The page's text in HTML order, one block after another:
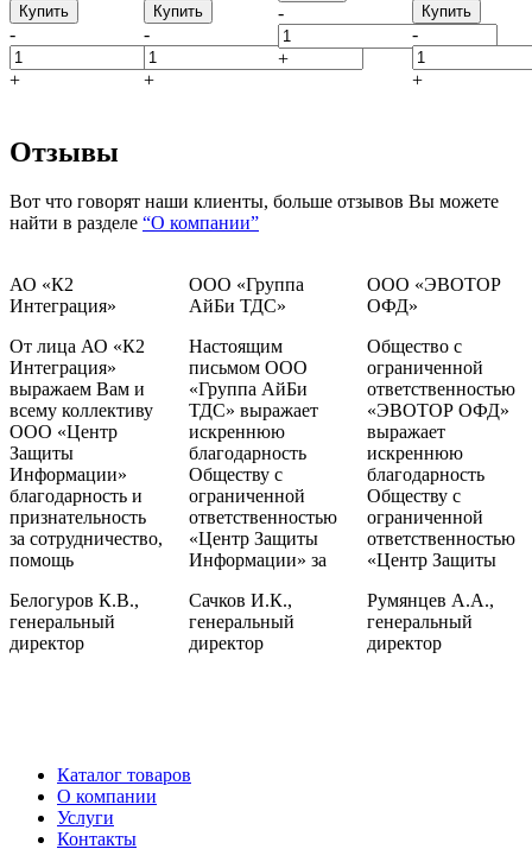
Купить
-
+
Купить
-
+
-
+
Купить
-
+
Отзывы
Вот что говорят наши клиенты, больше отзывов Вы можете
найти в разделе “О компании”
АО «К2
Интеграция»
От лица АО «К2
Интеграция»
выражаем Вам и
всему коллективу
ООО «Центр
Защиты
Информации»
благодарность и
признательность
за сотрудничество,
помощь
Белогуров К.В.,
генеральный
директор
ООО «Группа
АйБи ТДС»
Настоящим
письмом ООО
«Группа АйБи
ТДС» выражает
искреннюю
благодарность
Обществу с
ограниченной
ответственностью
«Центр Защиты
Информации» за
Сачков И.К.,
генеральный
директор
ООО «ЭВОТОР
ОФД»
Общество с
ограниченной
ответственностью
«ЭВОТОР ОФД»
выражает
искреннюю
благодарность
Обществу с
ограниченной
ответственностью
«Центр Защиты
Румянцев А.А.,
генеральный
директор
Каталог товаров
О компании
Услуги
Контакты